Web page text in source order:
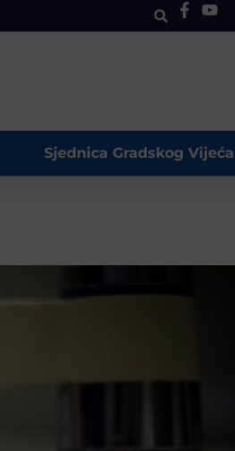
Sjednica Gradskog Vijeća